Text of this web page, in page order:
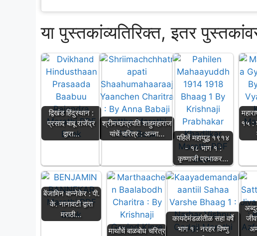
या पुस्तकांव्यतिरिक्त, इतर
द्विखंड हिंदुस्थान :
प्रसाद बाबू राजेंद्र
द्वारा…
श्रीमच्छत्रपति शाहुमहाराज
यांचें चरित्र : अन्ना…
पहिलें महायुद्ध १९१४
- १८ भाग १ :
कृष्णाजी प्रभाकर…
१५ :
बेंजामिन बान्नेकेर : पी.
के. नानावटी द्वारा
मराठी…
मार्थांचें बाळबोध चरित्र
कायदेमंडळांतीळ सहा वर्षे
भाग १ : नरहर विष्णु